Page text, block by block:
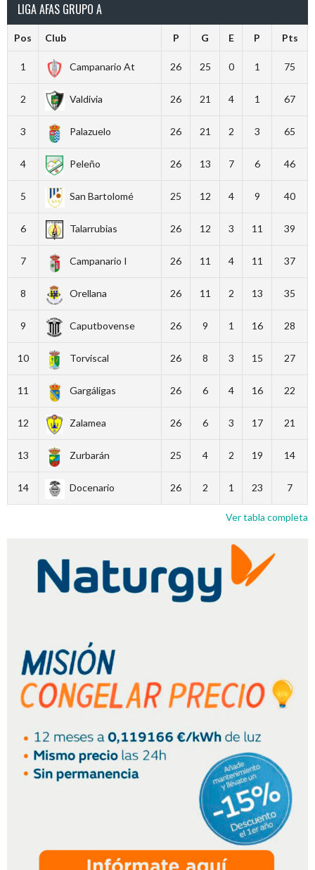
LIGA AFAS GRUPO A
Pos Club P G E P Pts
1 Campanario At 26 25 0 1 75
2 Valdivia 26 21 4 1 67
3 Palazuelo 26 21 2 3 65
4 Peleño 26 13 7 6 46
5 San Bartolomé 25 12 4 9 40
6 Talarrubias 26 12 3 11 39
7 Campanario I 26 11 4 11 37
8 Orellana 26 11 2 13 35
9 Caputbovense 26 9 1 16 28
10 Torviscal 26 8 3 15 27
11 Gargáligas 26 6 4 16 22
12 Zalamea 26 6 3 17 21
13 Zurbarán 25 4 2 19 14
14 Docenario 26 2 1 23 7
Ver tabla completa